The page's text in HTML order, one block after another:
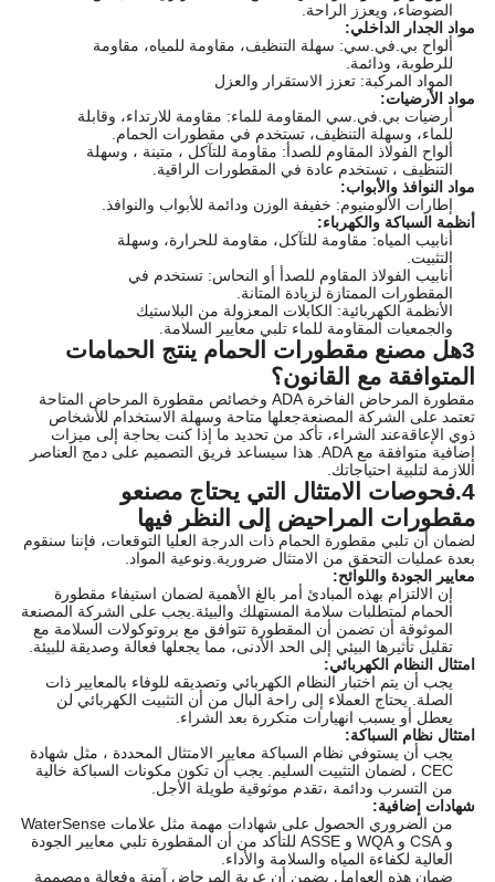
الضوضاء، ويعزز الراحة.
مواد الجدار الداخلي:
ألواح بي.في.سي: سهلة التنظيف، مقاومة للمياه، مقاومة
للرطوبة، ودائمة.
المواد المركبة: تعزز الاستقرار والعزل
مواد الأرضيات:
أرضيات بي.في.سي المقاومة للماء: مقاومة للارتداء، وقابلة
للماء، وسهلة التنظيف، تستخدم في مقطورات الحمام.
ألواح الفولاذ المقاوم للصدأ: مقاومة للتآكل ، متينة ، وسهلة
التنظيف ، تستخدم عادة في المقطورات الراقية.
مواد النوافذ والأبواب:
إطارات الألومنيوم: خفيفة الوزن ودائمة للأبواب والنوافذ.
أنظمة السباكة والكهرباء:
أنابيب المياه: مقاومة للتآكل، مقاومة للحرارة، وسهلة
التثبيت.
أنابيب الفولاذ المقاوم للصدأ أو النحاس: تستخدم في
المقطورات الممتازة لزيادة المتانة.
الأنظمة الكهربائية: الكابلات المعزولة من البلاستيك
والجمعيات المقاومة للماء تلبي معايير السلامة.
3هل مصنع مقطورات الحمام ينتج الحمامات
المتوافقة مع القانون؟
مقطورة المرحاض الفاخرة ADA وخصائص مقطورة المرحاض المتاحة
تعتمد على الشركة المصنعةجعلها متاحة وسهلة الاستخدام للأشخاص
ذوي الإعاقةعند الشراء، تأكد من تحديد ما إذا كنت بحاجة إلى ميزات
إضافية متوافقة مع ADA. هذا سيساعد فريق التصميم على دمج العناصر
اللازمة لتلبية احتياجاتك.
4.فحوصات الامتثال التي يحتاج مصنعو
مقطورات المراحيض إلى النظر فيها
لضمان أن تلبي مقطورة الحمام ذات الدرجة العليا التوقعات، فإننا سنقوم
بعدة عمليات التحقق من الامتثال ضرورية.ونوعية المواد.
معايير الجودة واللوائح:
إن الالتزام بهذه المبادئ أمر بالغ الأهمية لضمان استيفاء مقطورة
الحمام لمتطلبات سلامة المستهلك والبيئة.يجب على الشركة المصنعة
الموثوقة أن تضمن أن المقطورة تتوافق مع بروتوكولات السلامة مع
تقليل تأثيرها البيئي إلى الحد الأدنى، مما يجعلها فعالة وصديقة للبيئة.
امتثال النظام الكهربائي:
يجب أن يتم اختبار النظام الكهربائي وتصديقه للوفاء بالمعايير ذات
الصلة. يحتاج العملاء إلى راحة البال من أن التثبيت الكهربائي لن
يعطل أو يسبب انهيارات متكررة بعد الشراء.
امتثال نظام السباكة:
يجب أن يستوفي نظام السباكة معايير الامتثال المحددة ، مثل شهادة
CEC ، لضمان التثبيت السليم. يجب أن تكون مكونات السباكة خالية
من التسرب ودائمة ،تقدم موثوقية طويلة الأجل.
شهادات إضافية:
من الضروري الحصول على شهادات مهمة مثل علامات WaterSense
و CSA و WQA و ASSE للتأكد من أن المقطورة تلبي معايير الجودة
العالية لكفاءة المياه والسلامة والأداء.
ضمان هذه العوامل يضمن أن عربة المرحاض آمنة وفعالة ومصممة